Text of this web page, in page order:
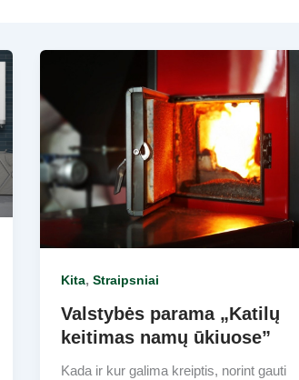
Kita, Straipsniai
Valstybės parama „Katilų
keitimas namų ūkiuose”
Kada ir kur galima kreiptis, norint gauti